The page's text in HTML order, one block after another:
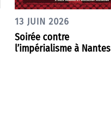
13 JUIN 2026
Soirée contre
l’impérialisme à Nantes